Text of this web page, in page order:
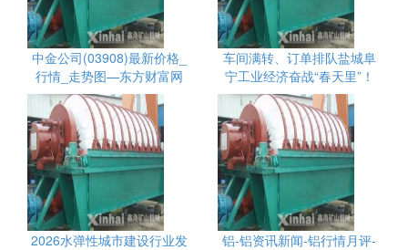
中金公司(03908)最新价格_
行情_走势图—东方财富网
车间满转、订单排队盐城阜
宁工业经济奋战“春天里”！
2026水弹性城市建设行业发
铝-铝资讯新闻-铝行情月评-